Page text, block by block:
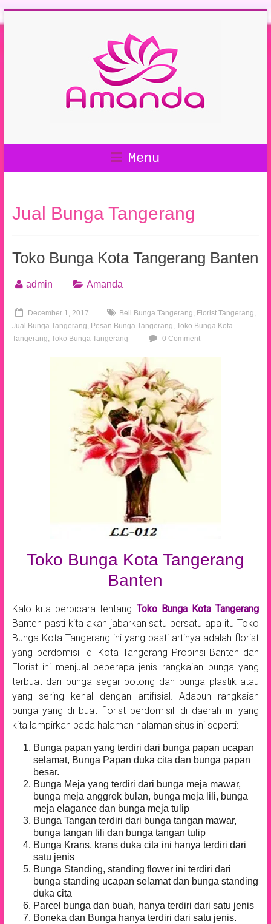
Menu
Jual Bunga Tangerang
Toko Bunga Kota Tangerang Banten
admin Amanda
December 1, 2017 Beli Bunga Tangerang, Florist Tangerang,
Jual Bunga Tangerang, Pesan Bunga Tangerang, Toko Bunga Kota
Tangerang, Toko Bunga Tangerang 0 Comment
Toko Bunga Kota Tangerang
Banten
Kalo kita berbicara tentang Toko Bunga Kota Tangerang
Banten pasti kita akan jabarkan satu persatu apa itu Toko
Bunga Kota Tangerang ini yang pasti artinya adalah florist
yang berdomisili di Kota Tangerang Propinsi Banten dan
Florist ini menjual beberapa jenis rangkaian bunga yang
terbuat dari bunga segar potong dan bunga plastik atau
yang sering kenal dengan artifisial. Adapun rangkaian
bunga yang di buat florist berdomisili di daerah ini yang
kita lampirkan pada halaman halaman situs ini seperti:
Bunga papan yang terdiri dari bunga papan ucapan
selamat, Bunga Papan duka cita dan bunga papan
besar.
Bunga Meja yang terdiri dari bunga meja mawar,
bunga meja anggrek bulan, bunga meja lili, bunga
meja elagance dan bunga meja tulip
Bunga Tangan terdiri dari bunga tangan mawar,
bunga tangan lili dan bunga tangan tulip
Bunga Krans, krans duka cita ini hanya terdiri dari
satu jenis
Bunga Standing, standing flower ini terdiri dari
bunga standing ucapan selamat dan bunga standing
duka cita
Parcel bunga dan buah, hanya terdiri dari satu jenis
Boneka dan Bunga hanya terdiri dari satu jenis.